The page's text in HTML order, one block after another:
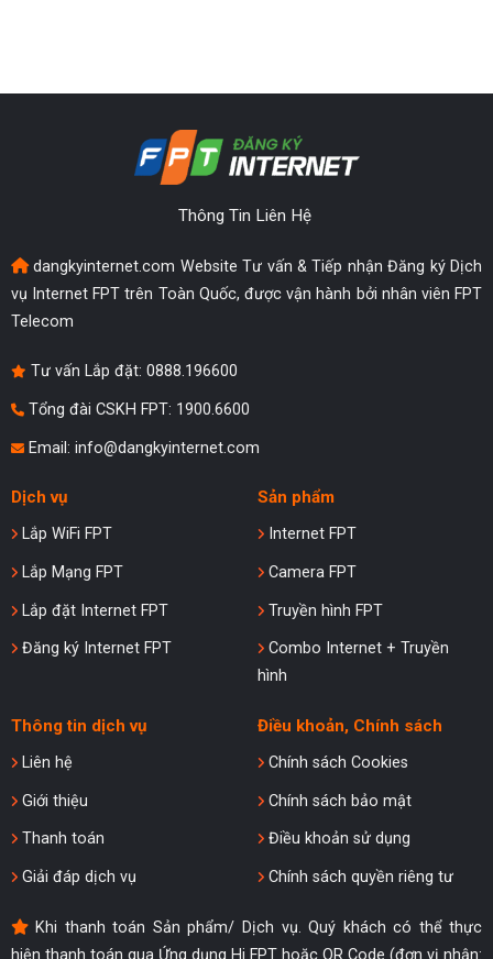
Thông Tin Liên Hệ
dangkyinternet.com Website Tư vấn & Tiếp nhận Đăng ký Dịch
vụ Internet FPT trên Toàn Quốc, được vận hành bởi nhân viên FPT
Telecom
Tư vấn Lắp đặt: 0888.196600
Tổng đài CSKH FPT: 1900.6600
Email: info@dangkyinternet.com
Dịch vụ
Lắp WiFi FPT
Lắp Mạng FPT
Lắp đặt Internet FPT
Đăng ký Internet FPT
Sản phẩm
Internet FPT
Camera FPT
Truyền hình FPT
Combo Internet + Truyền
hình
Thông tin dịch vụ
Liên hệ
Giới thiệu
Thanh toán
Giải đáp dịch vụ
Điều khoản, Chính sách
Chính sách Cookies
Chính sách bảo mật
Điều khoản sử dụng
Chính sách quyền riêng tư
Khi thanh toán Sản phẩm/ Dịch vụ. Quý khách có thể thực
hiện thanh toán qua Ứng dụng Hi FPT hoặc QR Code (đơn vị nhận: